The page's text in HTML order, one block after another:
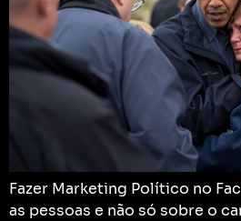
Fazer Marketing Político no
as pessoas e não só sobre o